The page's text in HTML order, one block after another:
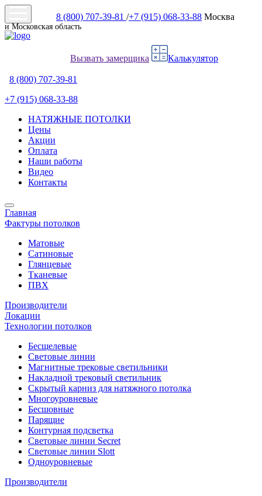
8 (800) 707-39-81 /+7 (915) 068-33-88 Москва
и Московская область
Вызвать замерщика Калькулятор
8 (800) 707-39-81
+7 (915) 068-33-88
НАТЯЖНЫЕ ПОТОЛКИ
Цены
Акции
Оплата
Наши работы
Видео
Контакты
Главная
Фактуры потолков
Матовые
Сатиновые
Глянцевые
Тканевые
ПВХ
Производители
Локации
Технологии потолков
Бесщелевые
Световые линии
Магнитные трековые светильники
Накладной трековый светильник
Скрытый карниз для натяжного потолка
Многоуровневые
Бесшовные
Парящие
Контурная подсветка
Световые линии Secret
Световые линии Slott
Одноуровневые
Производители